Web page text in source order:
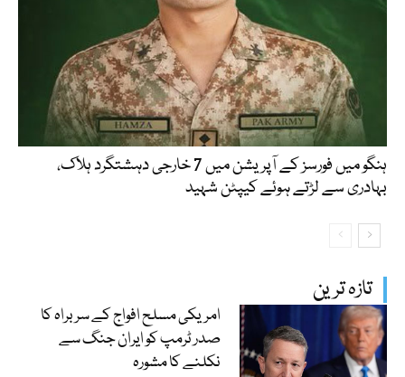
تازہ ترین
امریکی مسلح افواج کے سربراہ کا
صدر ٹرمپ کو ایران جنگ سے
نکلنے کا مشورہ
ہنگو میں فورسز کے آپریشن میں 7 خارجی دہشتگرد ہلاک،
بہادری سے لڑتے ہوئے کیپٹن شہید